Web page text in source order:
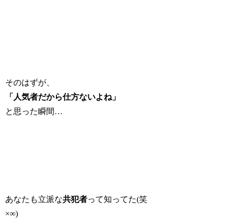
そのはずが、
「人気者だから仕方ないよね」
と思った瞬間…
あなたも立派な共犯者って知ってた(笑
×∞)